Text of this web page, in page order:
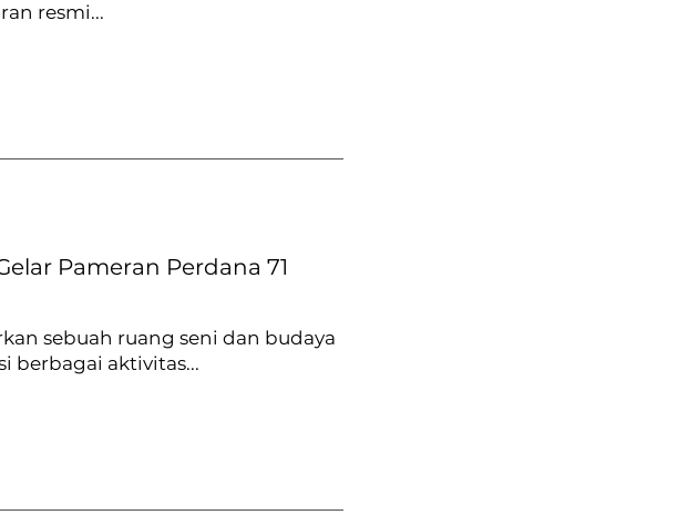
resmi...
Pameran Perdana 71
sebuah ruang seni dan budaya
berbagai aktivitas...